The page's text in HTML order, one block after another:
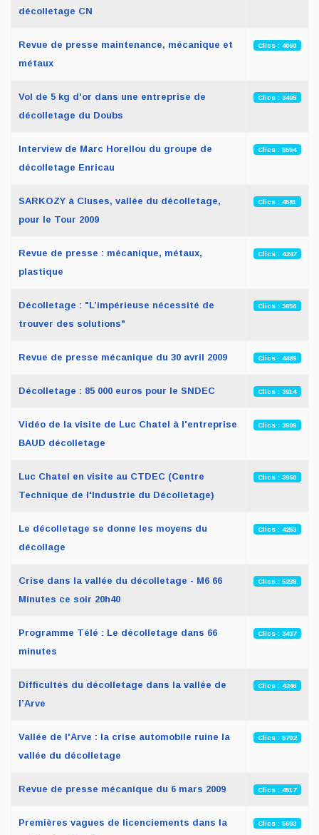
décolletage CN
Revue de presse maintenance, mécanique et
métaux
Clics : 4060
Vol de 5 kg d'or dans une entreprise de
décolletage du Doubs
Clics : 3495
Interview de Marc Horellou du groupe de
décolletage Enricau
Clics : 5554
SARKOZY à Cluses, vallée du décolletage,
pour le Tour 2009
Clics : 4581
Revue de presse : mécanique, métaux,
plastique
Clics : 4247
Décolletage : "L’impérieuse nécessité de
trouver des solutions"
Clics : 3656
Revue de presse mécanique du 30 avril 2009 Clics : 4489
Décolletage : 85 000 euros pour le SNDEC Clics : 3914
Vidéo de la visite de Luc Chatel à l'entreprise
BAUD décolletage
Clics : 3909
Luc Chatel en visite au CTDEC (Centre
Technique de l'Industrie du Décolletage)
Clics : 3960
Le décolletage se donne les moyens du
décollage
Clics : 4263
Crise dans la vallée du décolletage - M6 66
Minutes ce soir 20h40
Clics : 5238
Programme Télé : Le décolletage dans 66
minutes
Clics : 3437
Difficultés du décolletage dans la vallée de
l’Arve
Clics : 4246
Vallée de l'Arve : la crise automobile ruine la
vallée du décolletage
Clics : 5702
Revue de presse mécanique du 6 mars 2009 Clics : 4517
Premières vagues de licenciements dans la
Clics : 5603